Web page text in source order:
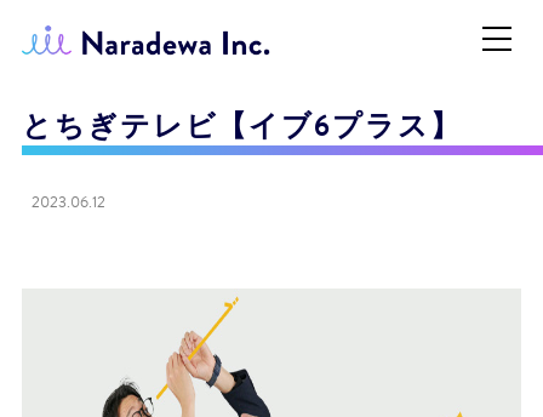
とちぎテレビ【イブ6プラス】
2023.06.12